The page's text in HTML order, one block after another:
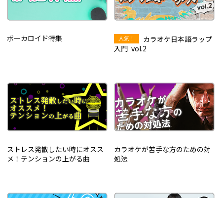
ボーカロイド特集
カラオケ日本語ラップ
入門 vol.2
ストレス発散したい時にオスス
メ！テンションの上がる曲
カラオケが苦手な方のための対
処法